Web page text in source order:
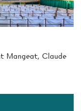
Mangeat, Claude